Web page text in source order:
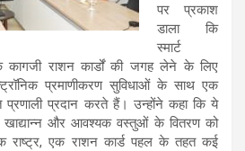
पर प्रकाश
डाला कि
स्मार्ट
कागजी राशन कार्डों की जगह लेने के लिए
प्रमाणीकरण सुविधाओं के साथ एक
प्रदान करते हैं। उन्होंने कहा कि ये
खाद्यान्न और आवश्यक वस्तुओं के वितरण को
राष्ट्र, एक राशन कार्ड पहल के तहत कई